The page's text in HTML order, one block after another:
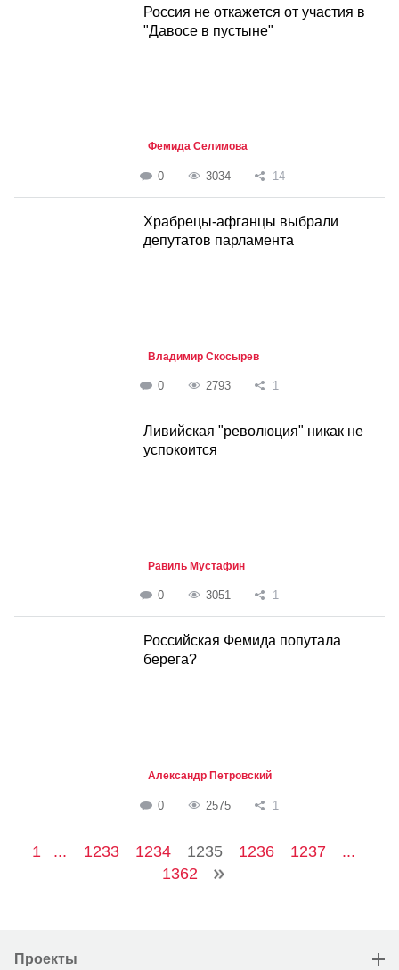
Россия не откажется от участия в
"Давосе в пустыне"
Фемида Селимова
0 3034 14
Храбрецы-афганцы выбрали
депутатов парламента
Владимир Скосырев
0 2793 1
Ливийская "революция" никак не
успокоится
Равиль Мустафин
0 3051 1
Российская Фемида попутала
берега?
Александр Петровский
0 2575 1
1 ... 1233 1234 1235 1236 1237
...
1362
Проекты